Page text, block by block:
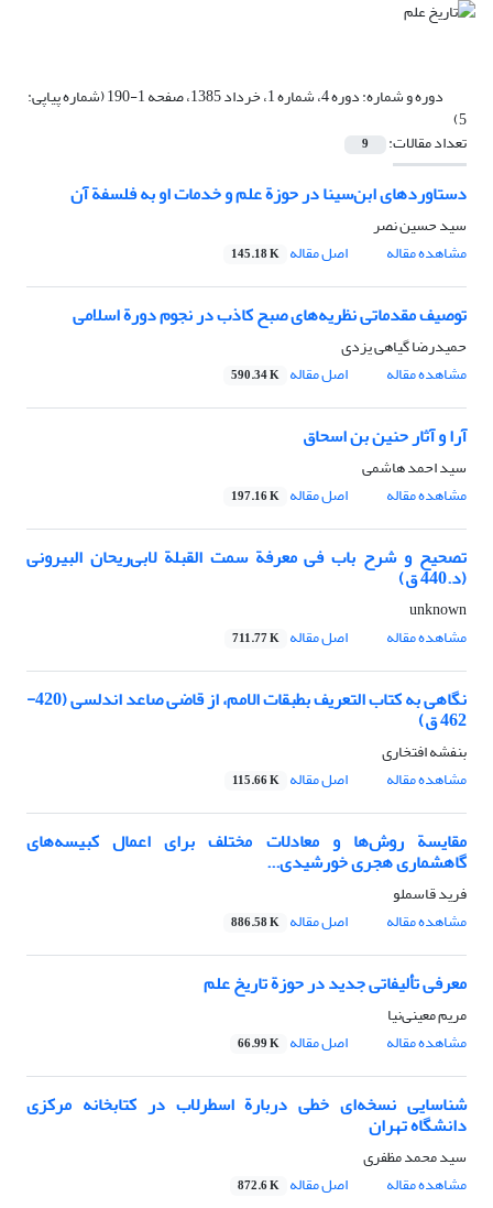
دوره و شماره: دوره 4، شماره 1، خرداد 1385، صفحه 1-190 (شماره پیاپی:
5)
تعداد مقالات: 9
دستاوردهای ابن‌سینا در حوزة علم و خدمات او به فلسفة آن
سید حسین نصر
مشاهده مقاله
اصل مقاله 145.18 K
توصیف مقدماتی نظریه‌های صبح کاذب در نجوم دورة اسلامی
حمیدرضا گیاهی یزدی
مشاهده مقاله
اصل مقاله 590.34 K
آرا و آثار حنین بن اسحاق
سید احمد هاشمی
مشاهده مقاله
اصل مقاله 197.16 K
تصحیح و شرح باب فی معرفة سمت القبلة لابی‌ریحان البیرونی
(د.440 ق)
unknown
مشاهده مقاله
اصل مقاله 711.77 K
نگاهی به کتاب التعریف بطبقات الامم، از قاضی صاعد اندلسی (420-
462 ق)
بنفشه افتخاری
مشاهده مقاله
اصل مقاله 115.66 K
مقایسة روش‌ها و معادلات مختلف برای اعمال کبیسه‌های
گاهشماری هجری خورشیدی...
فرید قاسملو
مشاهده مقاله
اصل مقاله 886.58 K
معرفی تألیفاتی جدید در حوزة تاریخ علم
مریم معینی‌نیا
مشاهده مقاله
اصل مقاله 66.99 K
شناسایی نسخه‌ای خطی دربارة اسطرلاب در کتابخانه مرکزی
دانشگاه تهران
سید محمد مظفری
مشاهده مقاله
اصل مقاله 872.6 K